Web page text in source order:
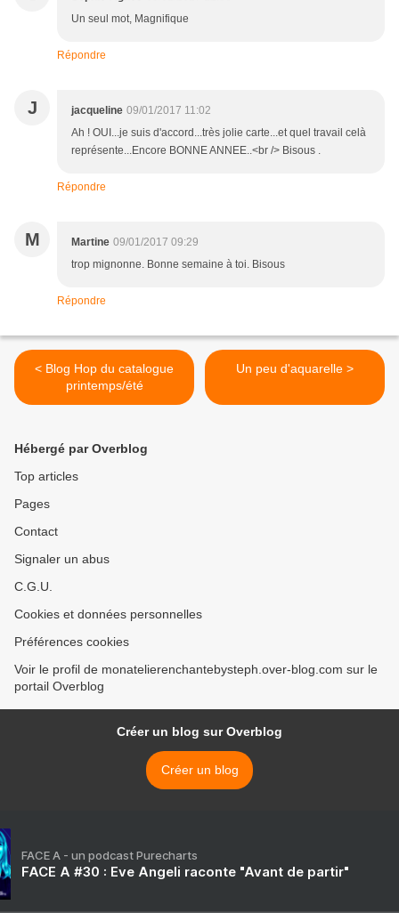
Un seul mot, Magnifique
Répondre
J jacqueline 09/01/2017 11:02
Ah ! OUI...je suis d'accord...très jolie carte...et quel travail celà
représente...Encore BONNE ANNEE..<br /> Bisous .
Répondre
M Martine 09/01/2017 09:29
trop mignonne. Bonne semaine à toi. Bisous
Répondre
< Blog Hop du catalogue
printemps/été
Un peu d'aquarelle >
Hébergé par Overblog
Top articles
Pages
Contact
Signaler un abus
C.G.U.
Cookies et données personnelles
Préférences cookies
Voir le profil de monatelierenchantebysteph.over-blog.com sur le
portail Overblog
Créer un blog sur Overblog
Créer un blog
FACE A - un podcast Purecharts
FACE A #30 : Eve Angeli raconte "Avant de partir"